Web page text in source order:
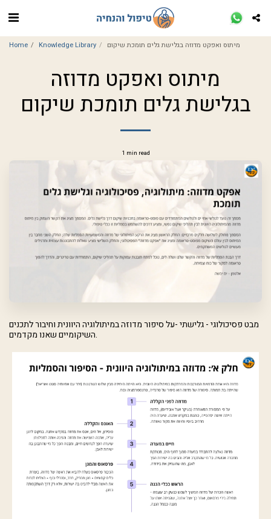
Home Knowledge Library מיתוס ואפקט מדוזה בגלישת גלים תומכת שיקום
מיתוס ואפקט מדוזה
בגלישת גלים תומכת שיקום
1 min read
מבט פסיכולוגי - גלישתי -על סיפור מדוזה במיתולוגיה היוונית וחיבור לתכנים
השיקומיים שאנו מקדמים.